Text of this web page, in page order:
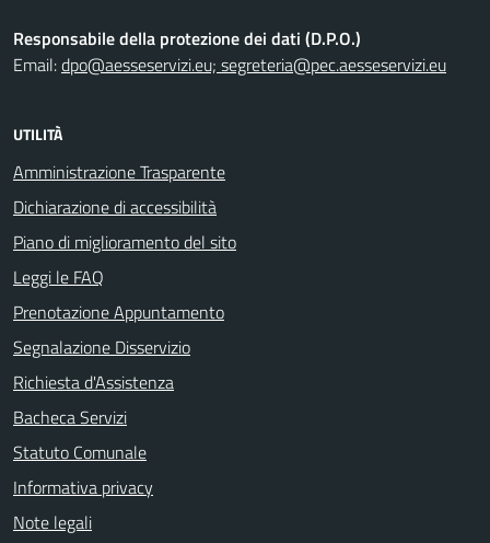
Responsabile della protezione dei dati (D.P.O.)
Email:dpo@aesseservizi.eu; segreteria@pec.aesseservizi.eu
UTILITÀ
Amministrazione Trasparente
Dichiarazione di accessibilità
Piano di miglioramento del sito
Leggi le FAQ
Prenotazione Appuntamento
Segnalazione Disservizio
Richiesta d'Assistenza
Bacheca Servizi
Statuto Comunale
Informativa privacy
Note legali